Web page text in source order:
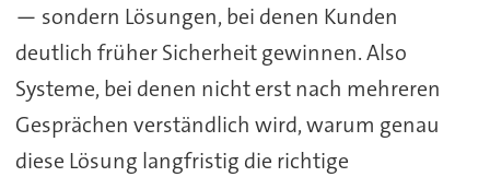
— sondern Lösungen, bei denen Kunden
deutlich früher Sicherheit gewinnen. Also
Systeme, bei denen nicht erst nach mehreren
Gesprächen verständlich wird, warum genau
diese Lösung langfristig die richtige